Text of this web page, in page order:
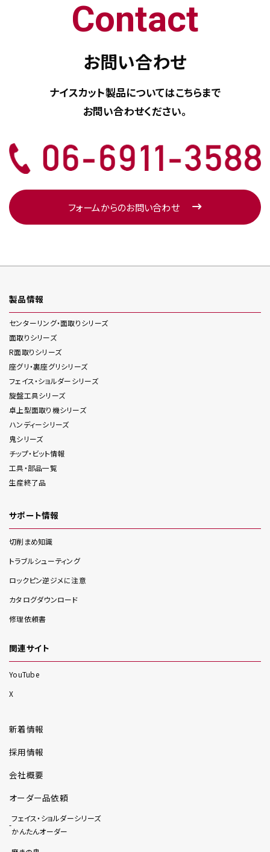
Contact
お問い合わせ
ナイスカット製品についてはこちらまで
お問い合わせください。
フォームからのお問い合わせ
製品情報
センターリング・面取りシリーズ
面取りシリーズ
R面取りシリーズ
座グリ・裏座グリシリーズ
フェイス・ショルダーシリーズ
旋盤工具シリーズ
卓上型面取り機シリーズ
ハンディーシリーズ
鬼シリーズ
チップ・ビット情報
工具・部品一覧
生産終了品
サポート情報
切削まめ知識
トラブルシューティング
ロックピン逆ジメに注意
カタログダウンロード
修理依頼書
関連サイト
YouTube
X
新着情報
採用情報
会社概要
オーダー品依頼
フェイス・ショルダーシリーズ
かんたんオーダー